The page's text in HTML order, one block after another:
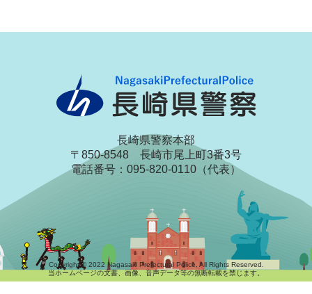
長崎県警察本部
〒850-8548 長崎市尾上町3番3号
電話番号：095-820-0110（代表）
Copyright © 2022 Nagasaki Prefectural Police, All Rights Reserved.
当ホームページの文書、画像、音声データ等の無断転載を禁じます。